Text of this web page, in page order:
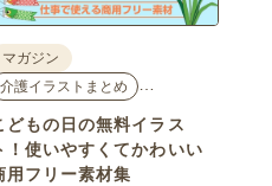
マガジン
介護イラストまとめ
…
どもの日の無料イラス
！使いやすくてかわいい
用フリー素材集